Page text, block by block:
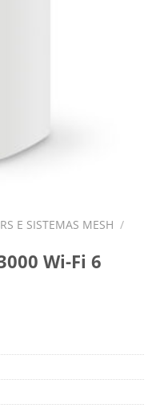
E SISTEMAS MESH /
Wi-Fi 6
Wi-Fi 6 Telephony